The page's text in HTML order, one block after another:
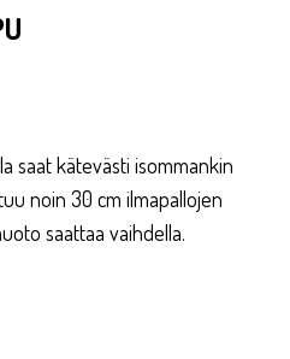
saat kätevästi isommankin
noin 30 cm ilmapallojen
saattaa vaihdella.